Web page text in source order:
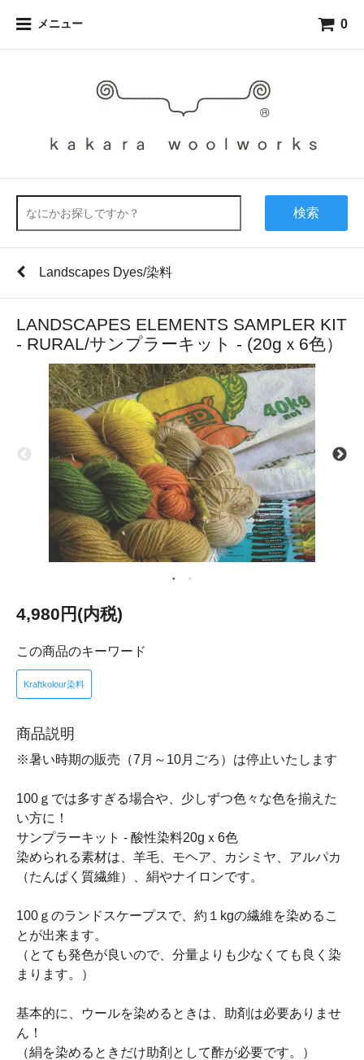
メニュー 0
検索
Landscapes Dyes/染料
LANDSCAPES ELEMENTS SAMPLER KIT
- RURAL/サンプラーキット - (20gｘ6色）
4,980円(内税)
この商品のキーワード
Kraftkolour染料
商品説明
※暑い時期の販売（7月～10月ごろ）は停止いたします
100ｇでは多すぎる場合や、少しずつ色々な色を揃えた
い方に！
サンプラーキット - 酸性染料20gｘ6色
染められる素材は、羊毛、モヘア、カシミヤ、アルパカ
（たんぱく質繊維）、絹やナイロンです。
100ｇのランドスケープスで、約１kgの繊維を染めるこ
とが出来ます。
（とても発色が良いので、分量よりも少なくても良く染
まります。）
基本的に、ウールを染めるときは、助剤は必要ありませ
ん！
（絹を染めるときだけ助剤として酢が必要です。）